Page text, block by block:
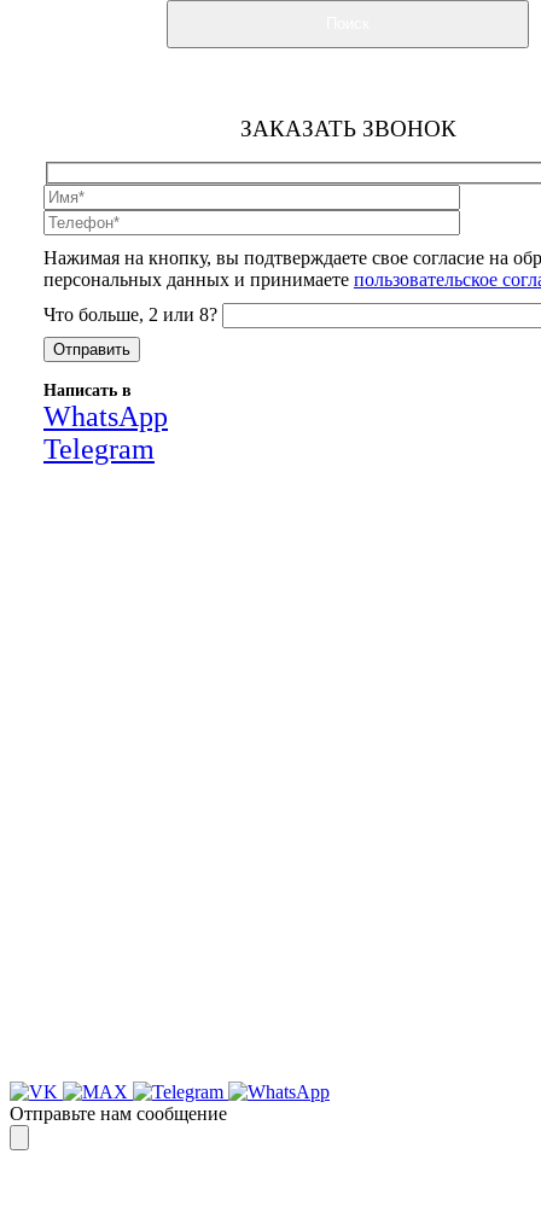
ЗАКАЗАТЬ ЗВОНОК
Нажимая на кнопку, вы подтверждаете свое согласие на
персональных данных и принимаете пользовательское
Что больше, 2 или 8?
Написать в
WhatsApp
Telegram
Отправьте нам сообщение